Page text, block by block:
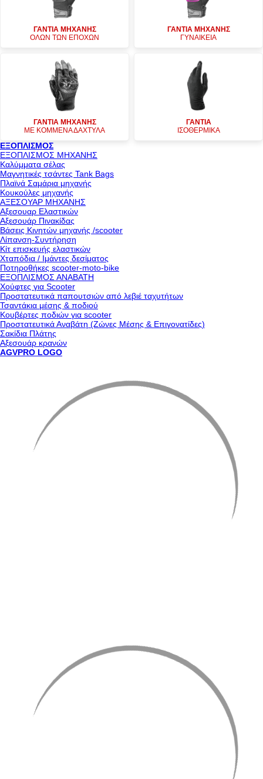
ΓΑΝΤΙΑ ΜΗΧΑΝΗΣ
ΟΛΩΝ ΤΩΝ ΕΠΟΧΩΝ
ΓΑΝΤΙΑ ΜΗΧΑΝΗΣ
ΓΥΝΑΙΚΕΙΑ
ΓΑΝΤΙΑ ΜΗΧΑΝΗΣ
ΜΕ ΚΟΜΜΕΝΑ ΔΑΧΤΥΛΑ
ΓΑΝΤΙΑ
ΙΣΟΘΕΡΜΙΚΑ
ΕΞΟΠΛΙΣΜΟΣ
ΕΞΟΠΛΙΣΜΟΣ ΜΗΧΑΝΗΣ
Καλύμματα σέλας
Μαγνητικές τσάντες Tank Bags
Πλαϊνά Σαμάρια μηχανής
Κουκούλες μηχανής
ΑΞΕΣΟΥΑΡ ΜΗΧΑΝΗΣ
Αξεσουαρ Ελαστικών
Αξεσουάρ Πινακίδας
Βάσεις Κινητών μηχανής /scooter
Λίπανση-Συντήρηση
Κίτ επισκευής ελαστικών
Χταπόδια / Ιμάντες δεσίματος
Ποτηροθήκες scooter-moto-bike
ΕΞΟΠΛΙΣΜΟΣ ΑΝΑΒΑΤΗ
Χούφτες για Scooter
Προστατευτικά παπουτσιών από λεβιέ ταχυτήτων
Τσαντάκια μέσης & ποδιού
Κουβέρτες ποδιών για scooter
Προστατευτικά Αναβάτη (Ζώνες Μέσης & Επιγονατίδες)
Σακίδια Πλάτης
Αξεσουάρ κρανών
AGVPRO LOGO